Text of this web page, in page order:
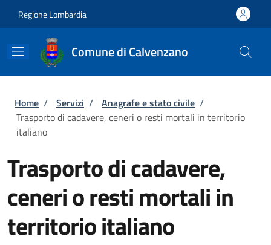
Regione Lombardia
Comune di Calvenzano
Briciole di pane
Home / Servizi / Anagrafe e stato civile /
Trasporto di cadavere, ceneri o resti mortali in territorio
italiano
Trasporto di cadavere,
ceneri o resti mortali in
territorio italiano